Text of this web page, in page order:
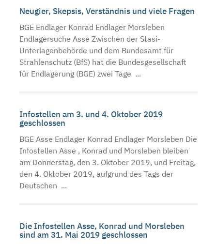
Neugier, Skepsis, Verständnis und viele Fragen
BGE Endlager Konrad Endlager Morsleben
Endlagersuche Asse Zwischen der Stasi-
Unterlagenbehörde und dem Bundesamt für
Strahlenschutz (BfS) hat die Bundesgesellschaft
für Endlagerung (BGE) zwei Tage ...
Infostellen am 3. und 4. Oktober 2019
geschlossen
BGE Asse Endlager Konrad Endlager Morsleben Die
Infostellen Asse , Konrad und Morsleben bleiben
am Donnerstag, den 3. Oktober 2019, und Freitag,
den 4. Oktober 2019, aufgrund des Tags der
Deutschen ...
Die Infostellen Asse, Konrad und Morsleben
sind am 31. Mai 2019 geschlossen